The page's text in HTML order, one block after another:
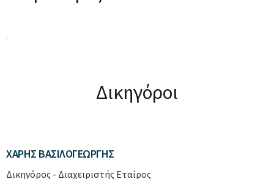
.
Δικηγόροι
ΧΆΡΗΣ ΒΑΣΙΛΟΓΕΏΡΓΗΣ
Δικηγόρος - Διαχειριστής Εταίρος